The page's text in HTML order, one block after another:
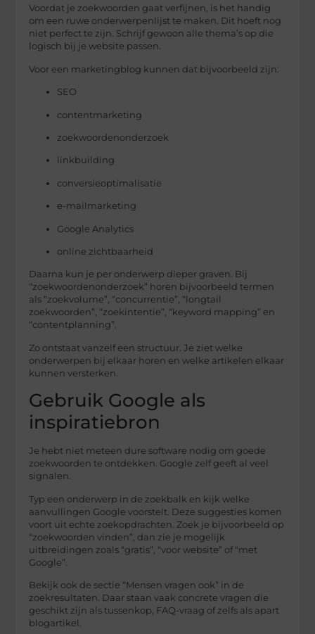
Voordat je zoekwoorden gaat verfijnen, is het handig
om een ruwe onderwerpenlijst te maken. Dit hoeft nog
niet perfect te zijn. Schrijf gewoon alle thema’s op die
logisch bij je website passen.
Voor een marketingblog kunnen dat bijvoorbeeld zijn:
SEO
contentmarketing
zoekwoordenonderzoek
linkbuilding
conversieoptimalisatie
e-mailmarketing
Google Analytics
online zichtbaarheid
Daarna kun je per onderwerp dieper graven. Bij
“zoekwoordenonderzoek” horen bijvoorbeeld termen
als “zoekvolume”, “concurrentie”, “longtail
zoekwoorden”, “zoekintentie”, “keyword mapping” en
“contentplanning”.
Zo ontstaat vanzelf een structuur. Je ziet welke
onderwerpen bij elkaar horen en welke artikelen elkaar
kunnen versterken.
Gebruik Google als
inspiratiebron
Je hebt niet meteen dure software nodig om goede
zoekwoorden te ontdekken. Google zelf geeft al veel
signalen.
Typ een onderwerp in de zoekbalk en kijk welke
aanvullingen Google voorstelt. Deze suggesties komen
voort uit echte zoekopdrachten. Zoek je bijvoorbeeld op
“zoekwoorden vinden”, dan zie je mogelijk
uitbreidingen zoals “gratis”, “voor website” of “met
Google”.
Bekijk ook de sectie “Mensen vragen ook” in de
zoekresultaten. Daar staan vaak concrete vragen die
geschikt zijn als tussenkop, FAQ-vraag of zelfs als apart
blogartikel.